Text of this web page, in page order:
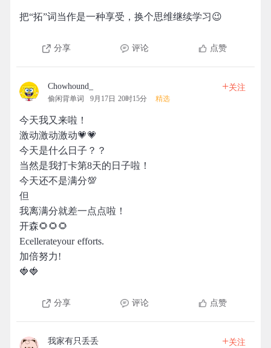
把“拓”词当作是一种享受，换个思维继续学习😉
分享 评论 点赞
Chowhound_
偷闲背单词 9月17日 20时15分 精选
+关注
今天我又来啦！
激动激动激动💗💗
今天是什么日子？？
当然是我打卡第8天的日子啦！
今天还不是满分💯
但
我离满分就差一点点啦！
开森🌻🌻🌻
Ecellerateyour efforts.
加倍努力!
🍓🍓
分享 评论 点赞
我家有只丢丢 +关注